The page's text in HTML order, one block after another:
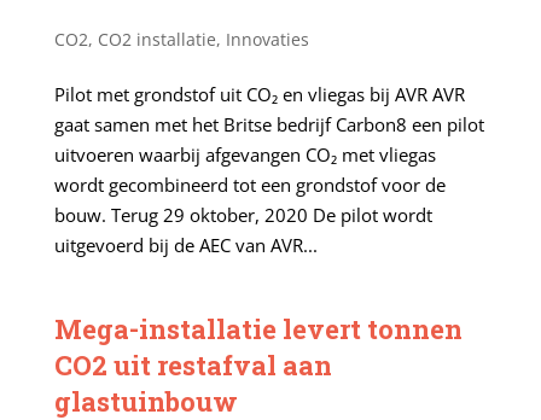
CO2, CO2 installatie, Innovaties
Pilot met grondstof uit CO₂ en vliegas bij AVR AVR
gaat samen met het Britse bedrijf Carbon8 een pilot
uitvoeren waarbij afgevangen CO₂ met vliegas
wordt gecombineerd tot een grondstof voor de
bouw. Terug 29 oktober, 2020 De pilot wordt
uitgevoerd bij de AEC van AVR...
Mega-installatie levert tonnen
CO2 uit restafval aan
glastuinbouw